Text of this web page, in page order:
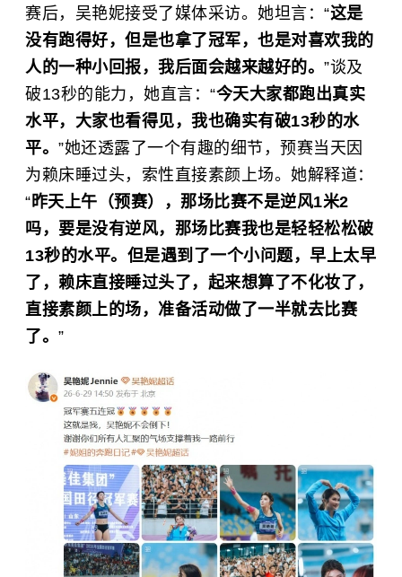
赛后，吴艳妮接受了媒体采访。她坦言：“这是
没有跑得好，但是也拿了冠军，也是对喜欢我的
人的一种小回报，我后面会越来越好的。 ”谈及
破13秒的能力，她直言：“今天大家都跑出真实
水平，大家也看得见，我也确实有破13秒的水
平。 ”她还透露了一个有趣的细节，预赛当天因
为赖床睡过头，索性直接素颜上场。她解释道：
“昨天上午（预赛），那场比赛不是逆风1米2
吗，要是没有逆风，那场比赛我也是轻轻松松破
13秒的水平。但是遇到了一个小问题，早上太早
了，赖床直接睡过头了，起来想算了不化妆了，
直接素颜上的场，准备活动做了一半就去比赛
了。 ”